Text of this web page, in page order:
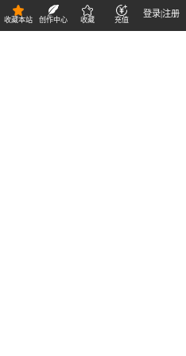
收藏本站 创作中心 收藏 充值
登录|注册